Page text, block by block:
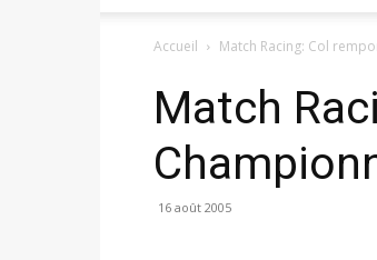
Accueil Match Racing: Col
Match
16 août 2005